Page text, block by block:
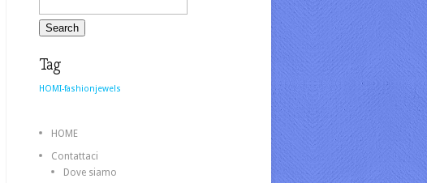
Tag
HOMI-fashionjewels
HOME
Contattaci
Dove siamo